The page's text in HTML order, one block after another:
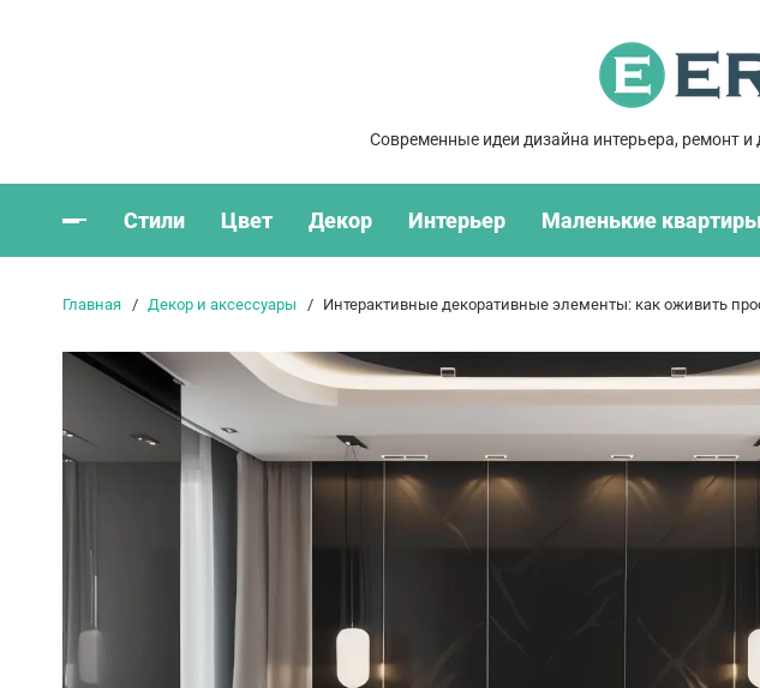
Современные идеи дизайна интерьера, ремонт
Стили Цвет Декор Интерьер Маленькие квартиры
Главная Декор и аксессуары Интерактивные декоративные элементы: как оживить